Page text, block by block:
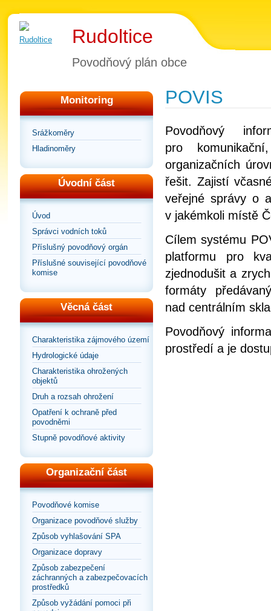
Rudoltice
Povodňový plán obce
Monitoring
Srážkoměry
Hladinoměry
Úvodní část
Úvod
Správci vodních toků
Příslušný povodňový orgán
Příslušné související povodňové
komise
Věcná část
Charakteristika zájmového území
Hydrologické údaje
Charakteristika ohrožených
objektů
Druh a rozsah ohrožení
Opatření k ochraně před
povodněmi
Stupně povodňové aktivity
Organizační část
Povodňové komise
Organizace povodňové služby
Způsob vyhlašování SPA
Organizace dopravy
Způsob zabezpečení
záchranných a zabezpečovacích
prostředků
Způsob vyžádání pomoci při
POVIS
Povodňový
pro
organizačních
řešit. Zajistí
veřejné správy o
v jakémkoli místě
Cílem systému
platformu pro
zjednodušit a
formáty
nad centrálním
Povodňový
prostředí a je